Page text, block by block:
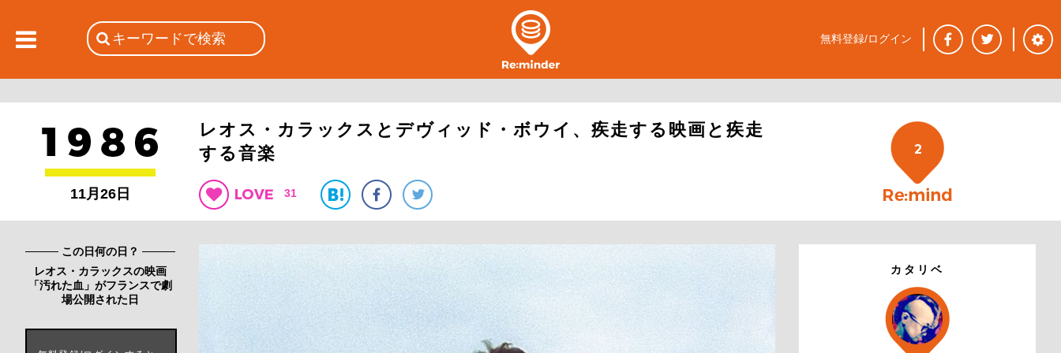
11月26日
レオス・カラックスとデヴィッド・ボウイ、疾走する映画と疾走
する音楽
31
2
この日何の日？
レオス・カラックスの映画
「汚れた血」がフランスで劇
場公開された日
カタリベ
無料登録/ログイン